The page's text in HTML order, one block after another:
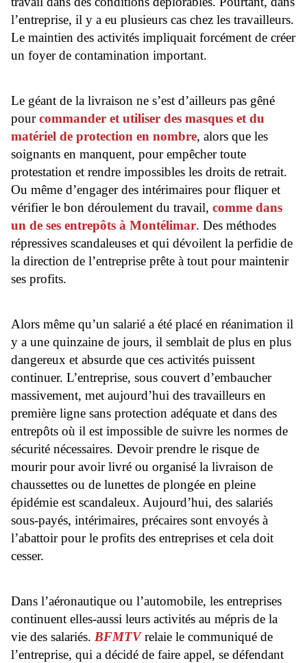
f
o
a
i
l’entreprise, il y a eu plusieurs cas chez les travailleurs.
Le maintien des activités impliquait forcément de créer
un foyer de contamination important.
Le géant de la livraison ne s’est d’ailleurs pas gêné
pour commander et utiliser des masques et du
matériel de protection en nombre, alors que les
soignants en manquent, pour empêcher toute
protestation et rendre impossibles les droits de retrait.
Ou même d’engager des intérimaires pour fliquer et
vérifier le bon déroulement du travail, comme dans
un de ses entrepôts à Montélimar. Des méthodes
répressives scandaleuses et qui dévoilent la perfidie de
la direction de l’entreprise prête à tout pour maintenir
ses profits.
Alors même qu’un salarié a été placé en réanimation il
y a une quinzaine de jours, il semblait de plus en plus
dangereux et absurde que ces activités puissent
continuer. L’entreprise, sous couvert d’embaucher
massivement, met aujourd’hui des travailleurs en
première ligne sans protection adéquate et dans des
entrepôts où il est impossible de suivre les normes de
sécurité nécessaires. Devoir prendre le risque de
mourir pour avoir livré ou organisé la livraison de
chaussettes ou de lunettes de plongée en pleine
épidémie est scandaleux. Aujourd’hui, des salariés
sous-payés, intérimaires, précaires sont envoyés à
l’abattoir pour le profits des entreprises et cela doit
cesser.
Dans l’aéronautique ou l’automobile, les entreprises
continuent elles-aussi leurs activités au mépris de la
vie des salariés. BFMTV relaie le communiqué de
l’entreprise, qui a décidé de faire appel, se défendant